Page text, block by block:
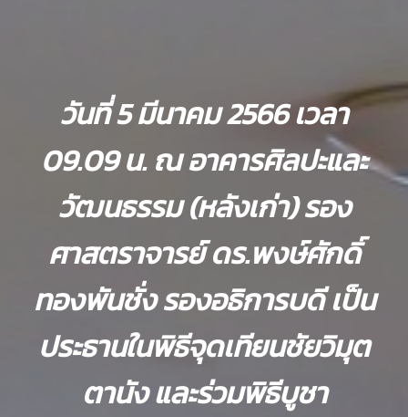
วันที่ 5 มีนาคม 2566 เวลา
09.09 น. ณ อาคารศิลปะและ
วัฒนธรรม (หลังเก่า) รอง
ศาสตราจารย์ ดร.พงษ์ศักดิ์
ทองพันชั่ง รองอธิการบดี เป็น
ประธานในพิธีจุดเทียนชัยวิมุต
ตานัง และร่วมพิธีบูชา